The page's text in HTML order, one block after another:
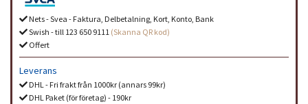
Nets - Svea - Faktura, Delbetalning, Kort, Konto, Bank
Swish - till 123 650 9111 (Skanna QR kod)
Offert
Leverans
DHL - Fri frakt från 1000kr (annars 99kr)
DHL Paket (för företag) - 190kr